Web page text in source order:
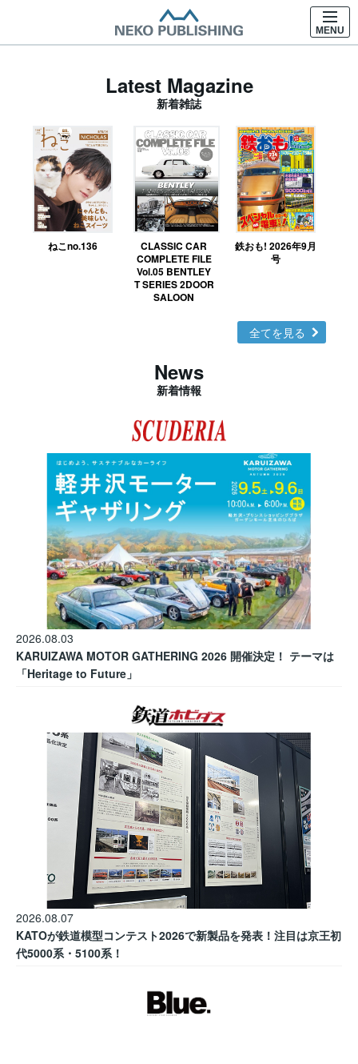
MENU
Latest Magazine
新着雑誌
ねこno.136
CLASSIC CAR
COMPLETE FILE
Vol.05 BENTLEY
T SERIES 2DOOR
SALOON
鉄おも! 2026年9月
号
全てを見る
News
新着情報
2026.08.03
KARUIZAWA MOTOR GATHERING 2026 開催決定！ テーマは
「Heritage to Future」
2026.08.07
KATOが鉄道模型コンテスト2026で新製品を発表！注目は京王初
代5000系・5100系！